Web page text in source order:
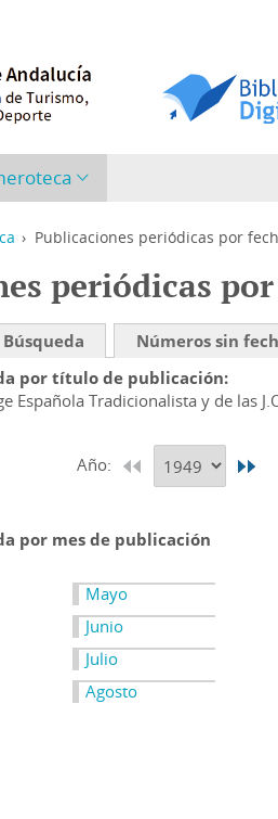
› Publicaciones periódicas por
periódicas
Búsqueda
Números sin
por título de publicación
Española Tradicionalista y de las
Año:
por mes de publicación
Mayo
Junio
Julio
Agosto